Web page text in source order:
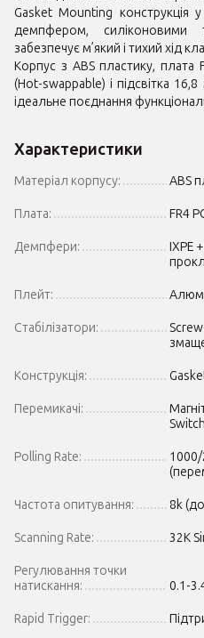
Gasket Mounting конструкція
демпфером, силіконовими
забезпечує м’який і тихий хід
Корпус з ABS пластику, плата
(Hot-swappable) і підсвітка
ідеальне поєднання
Характеристики
Матеріал корпусу: ABS
Плата: FR4
Демпфери:
IXPE
Плейт:
Стабілізатори:
Конструкція:
Перемикачі:
Polling Rate:
Частота опитування: 8k
Scanning Rate: 32K
Регулювання точки
натискання:
0.1-
Rapid Trigger: